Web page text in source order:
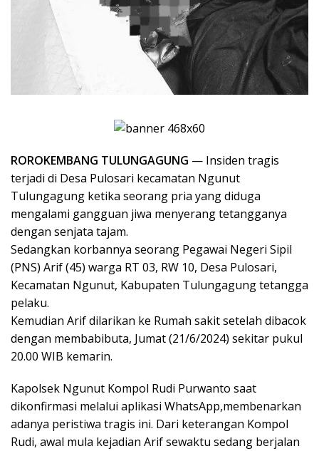
ROROKEMBANG TULUNGAGUNG — Insiden tragis
terjadi di Desa Pulosari kecamatan Ngunut
Tulungagung ketika seorang pria yang diduga
mengalami gangguan jiwa menyerang tetangganya
dengan senjata tajam.
Sedangkan korbannya seorang Pegawai Negeri Sipil
(PNS) Arif (45) warga RT 03, RW 10, Desa Pulosari,
Kecamatan Ngunut, Kabupaten Tulungagung tetangga
pelaku.
Kemudian Arif dilarikan ke Rumah sakit setelah dibacok
dengan membabibuta, Jumat (21/6/2024) sekitar pukul
20.00 WIB kemarin.
Kapolsek Ngunut Kompol Rudi Purwanto saat
dikonfirmasi melalui aplikasi WhatsApp,membenarkan
adanya peristiwa tragis ini. Dari keterangan Kompol
Rudi, awal mula kejadian Arif sewaktu sedang berjalan